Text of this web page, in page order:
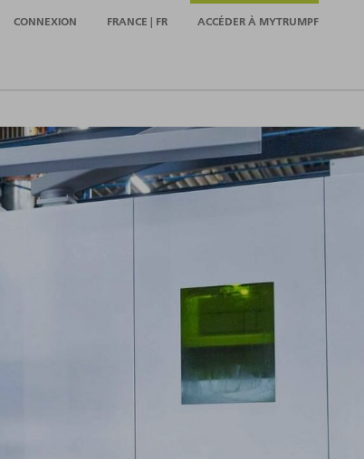
CONNEXION FRANCE | FR ACCÉDER À MYTRUMPF